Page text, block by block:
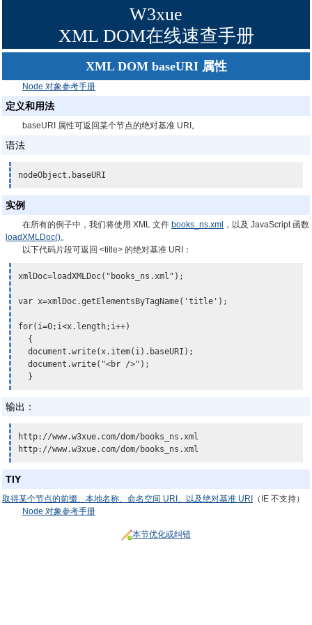
W3xue
XML DOM在线速查手册
XML DOM baseURI 属性
Node 对象参考手册
定义和用法
baseURI 属性可返回某个节点的绝对基准 URI。
语法
nodeObject.baseURI
实例
在所有的例子中，我们将使用 XML 文件 books_ns.xml ，以及 JavaScript 函数
loadXMLDoc()。
以下代码片段可返回 <title> 的绝对基准 URI：
xmlDoc=loadXMLDoc("books_ns.xml");
var x=xmlDoc.getElementsByTagName('title');
for(i=0;i<x.length;i++)
  {
  document.write(
x.item(i).baseURI );
  document.write("<br />");
输出：
http://www.w3xue.com/dom/books_ns.xml
http://www.w3xue.com/dom/books_ns.xml
TIY
取得某个节点的前缀、本地名称、命名空间 URI、以及绝对基准 URI
（IE 不支持）
Node 对象参考手册
本节优化或纠错